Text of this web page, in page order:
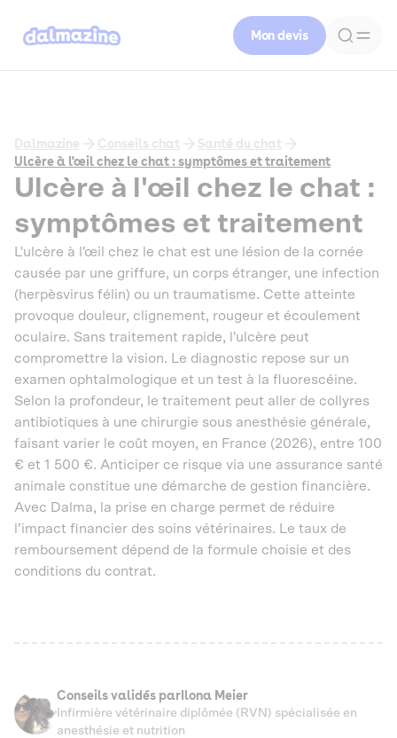
Mon devis
Dalmazine Conseils chat
Santé du chat
Ulcère à l'œil chez le chat : symptômes et traitement
Ulcère à l'œil chez le chat :
symptômes et traitement
L'ulcère à l'œil chez le chat est une lésion de la cornée
causée par une griffure, un corps étranger, une infection
(herpèsvirus félin) ou un traumatisme. Cette atteinte
provoque douleur, clignement, rougeur et écoulement
oculaire. Sans traitement rapide, l'ulcère peut
compromettre la vision. Le diagnostic repose sur un
examen ophtalmologique et un test à la fluorescéine.
Selon la profondeur, le traitement peut aller de collyres
antibiotiques à une chirurgie sous anesthésie générale,
faisant varier le coût moyen, en France (2026), entre 100
€ et 1 500 €. Anticiper ce risque via une assurance santé
animale constitue une démarche de gestion financière.
Avec Dalma, la prise en charge permet de réduire
l’impact financier des soins vétérinaires. Le taux de
remboursement dépend de la formule choisie et des
conditions du contrat.
Conseils validés par Ilona Meier
Infirmière vétérinaire diplômée (RVN) spécialisée en
anesthésie et nutrition